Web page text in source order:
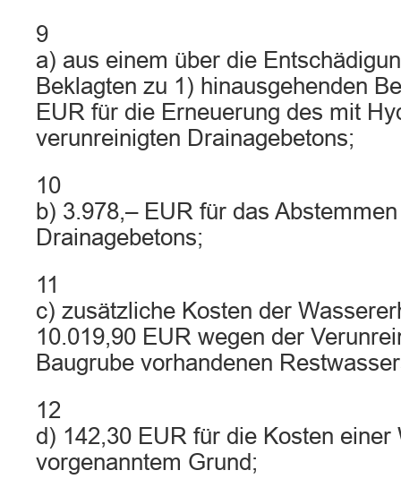
9
a) aus einem über die
Beklagten zu 1) hinausgehenden
EUR für die Erneuerung des mit
verunreinigten Drainagebetons;
10
b) 3.978,– EUR für das
Drainagebetons;
11
c) zusätzliche Kosten der
10.019,90 EUR wegen der
Baugrube vorhandenen
12
d) 142,30 EUR für die Kosten einer
vorgenanntem Grund;